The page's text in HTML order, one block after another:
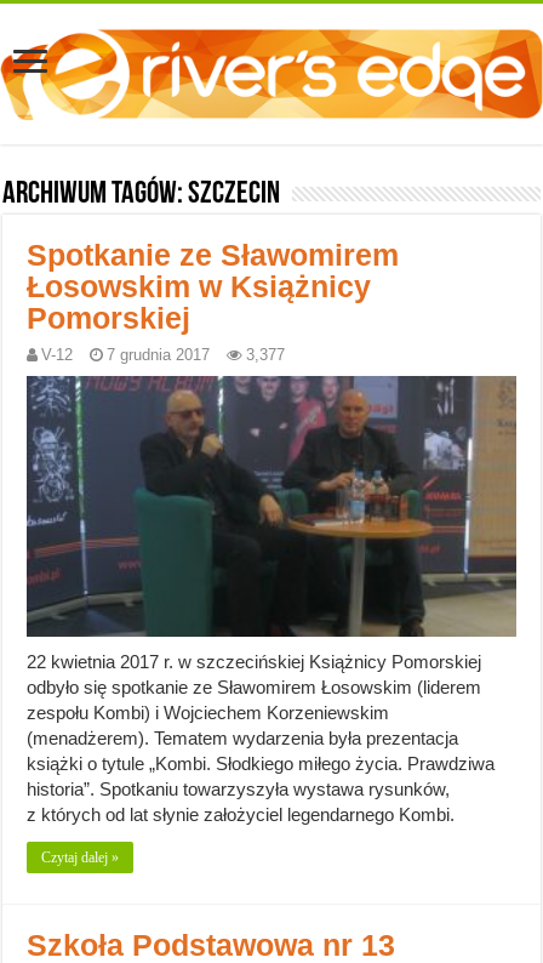
Archiwum tagów:Szczecin
Spotkanie ze Sławomirem
Łosowskim w Książnicy
Pomorskiej
V-12 7 grudnia 2017 3,377
22 kwietnia 2017 r. w szczecińskiej Książnicy Pomorskiej
odbyło się spotkanie ze Sławomirem Łosowskim (liderem
zespołu Kombi) i Wojciechem Korzeniewskim
(menadżerem). Tematem wydarzenia była prezentacja
książki o tytule „Kombi. Słodkiego miłego życia. Prawdziwa
historia”. Spotkaniu towarzyszyła wystawa rysunków,
z których od lat słynie założyciel legendarnego Kombi.
Czytaj dalej »
Szkoła Podstawowa nr 13